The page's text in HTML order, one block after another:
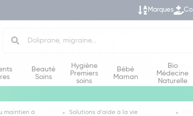
Marques
Beauté
Soins
Hygiène
Premiers
soins
Bébé
Maman
Bio
Médecine
Naturelle
maintien à
Solutions d'aide à la vie